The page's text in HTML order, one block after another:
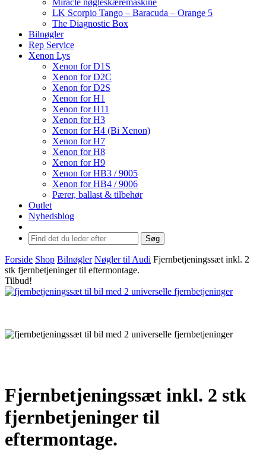
Miracle nøgleskæremaskine
LK Scorpio Tango – Baracuda – Orange 5
The Diagnostic Box
Bilnøgler
Rep Service
Xenon Lys
Xenon for D1S
Xenon for D2C
Xenon for D2S
Xenon for H1
Xenon for H11
Xenon for H3
Xenon for H4 (Bi Xenon)
Xenon for H7
Xenon for H8
Xenon for H9
Xenon for HB3 / 9005
Xenon for HB4 / 9006
Pærer, ballast & tilbehør
Outlet
Nyhedsblog
Søg
Forside Shop Bilnøgler Nøgler til Audi Fjernbetjeningssæt inkl. 2
stk fjernbetjeninger til eftermontage.
Tilbud!
Fjernbetjeningssæt inkl. 2 stk
fjernbetjeninger til
eftermontage.